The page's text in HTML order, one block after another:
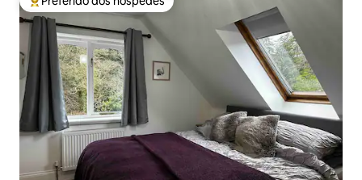
Entre os melhores preferidos dos hóspedes